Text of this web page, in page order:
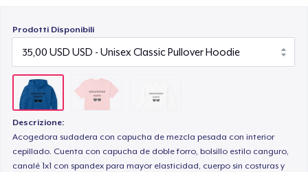
Prodotti Disponibili
Descrizione:
Acogedora sudadera con capucha de mezcla pesada con interior
cepillado. Cuenta con capucha de doble forro, bolsillo estilo canguro,
canalé 1x1 con spandex para mayor elasticidad, cuerpo sin costuras y